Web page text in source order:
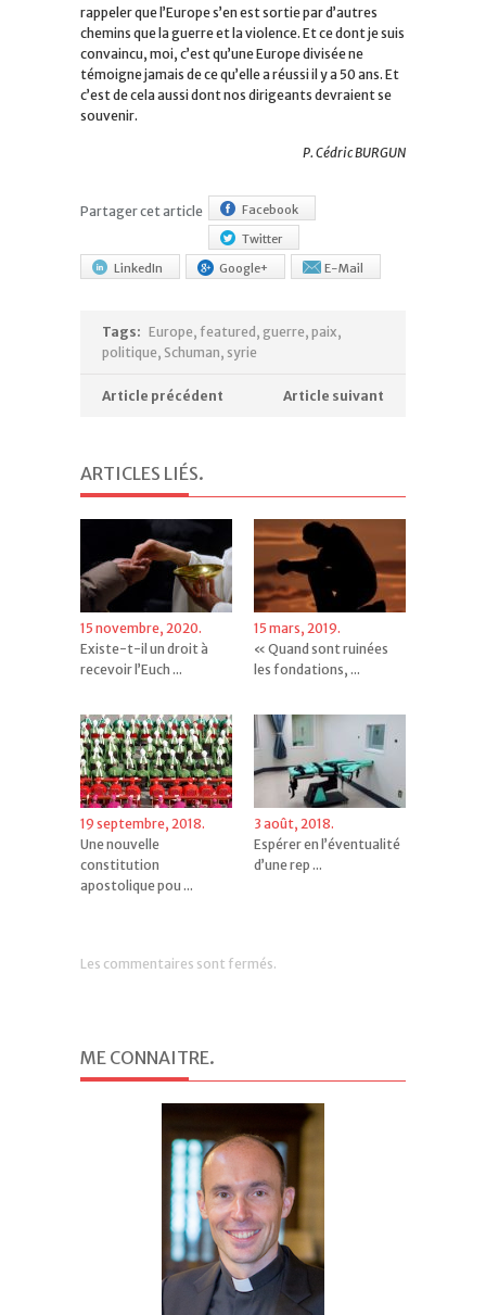
rappeler que l’Europe s’en est sortie par d’autres
chemins que la guerre et la violence. Et ce dont je suis
convaincu, moi, c’est qu’une Europe divisée ne
témoigne jamais de ce qu’elle a réussi il y a 50 ans. Et
c’est de cela aussi dont nos dirigeants devraient se
souvenir.
P. Cédric BURGUN
Partager cet article
Facebook
Twitter
LinkedIn
Google+ E-Mail
Tags: Europe, featured, guerre, paix,
politique, Schuman, syrie
Article précédent Article suivant
ARTICLES LIÉS.
15 novembre, 2020.
Existe-t-il un droit à
recevoir l’Euch ...
15 mars, 2019.
« Quand sont ruinées
les fondations, ...
19 septembre, 2018.
Une nouvelle
constitution
apostolique pou ...
3 août, 2018.
Espérer en l’éventualité
d’une rep ...
Les commentaires sont fermés.
ME CONNAITRE.